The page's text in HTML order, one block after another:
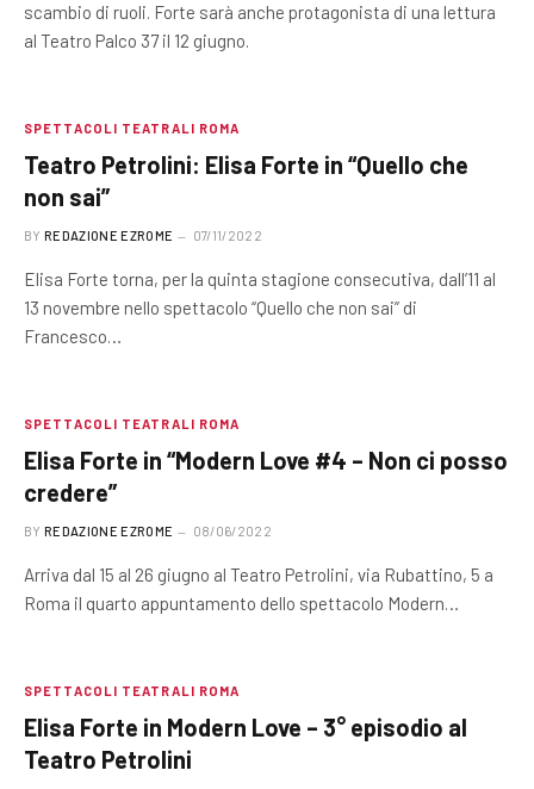
scambio di ruoli. Forte sarà anche protagonista di una lettura
al Teatro Palco 37 il 12 giugno.
SPETTACOLI TEATRALI ROMA
Teatro Petrolini: Elisa Forte in “Quello che
non sai”
BY REDAZIONE EZROME 07/11/2022
Elisa Forte torna, per la quinta stagione consecutiva, dall’11 al
13 novembre nello spettacolo “Quello che non sai” di
Francesco…
SPETTACOLI TEATRALI ROMA
Elisa Forte in “Modern Love #4 – Non ci posso
credere”
BY REDAZIONE EZROME 08/06/2022
Arriva dal 15 al 26 giugno al Teatro Petrolini, via Rubattino, 5 a
Roma il quarto appuntamento dello spettacolo Modern…
SPETTACOLI TEATRALI ROMA
Elisa Forte in Modern Love – 3° episodio al
Teatro Petrolini